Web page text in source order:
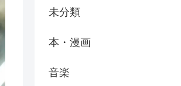
未分類
本・漫画
音楽